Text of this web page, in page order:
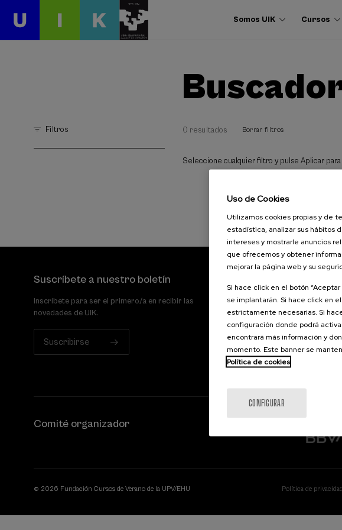
Somos UIK Cursos
Filtros 0 resultados Borrar filtros
Seleccione cualquier filtro y pulse Aplicar
Suscríbete a nuestro boletín
Inscríbete para ser el primero/a en recibir las
novedades de UIK.
Suscribirse
Palacio Miramar
Paseo de
20007 Donostia
Gipuzkoa, Spain
Contacta con
Comité organizador
© 2026 Fundación Cursos de Verano de la UPV/EHU Política de privacidad
Uso de Cookies
Utilizamos cookies propias y de
estadística, analizar sus hábitos
intereses y mostrarle anuncios
que ofrecemos y obtener
mejorar la página web y su
Si hace click en el botón
se implantarán. Si hace click en
estrictamente necesarias. Si
configuración donde podrá
encontrará más información y
momento. Este banner se
Política de cookies
CONFIGURAR